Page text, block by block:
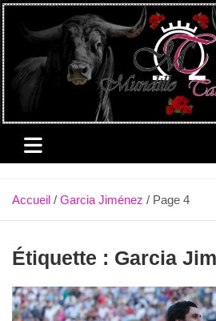
Aller
au
contenu
Accueil Garcia Jiménez Page 4
Étiquette : Garcia